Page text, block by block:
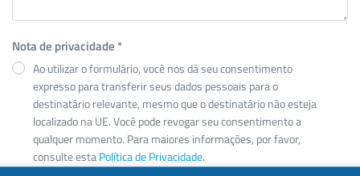
Nota de privacidade *
Ao utilizar o formulário, você nos dá seu consentimento
expresso para transferir seus dados pessoais para o
destinatário relevante, mesmo que o destinatário não esteja
localizado na UE. Você pode revogar seu consentimento a
qualquer momento. Para maiores informações, por favor,
consulte estaPolítica de Privacidade.